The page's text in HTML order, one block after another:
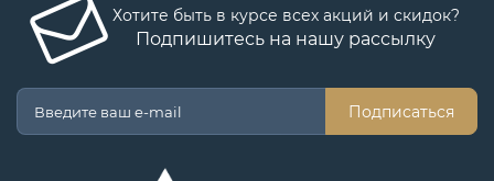
Хотите быть в курсе всех акций и скидок?
Подпишитесь на нашу рассылку
Подписаться